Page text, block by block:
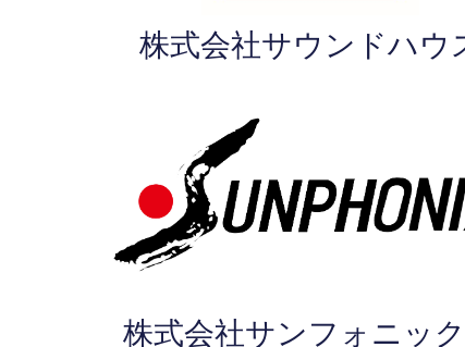
株式会社サウンドハウ
株式会社サンフォニッ